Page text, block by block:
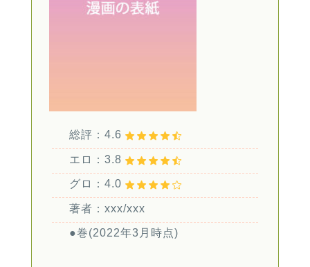
総評：4.6
エロ：3.8
グロ：4.0
著者：xxx/xxx
●巻(2022年3月時点)